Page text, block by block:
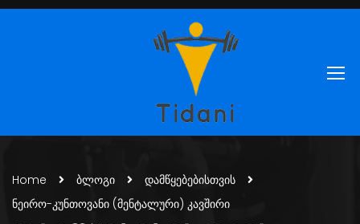
Home ბლოგი
დამწყებებისთვის
ნეირო-კუნთოვანი (მენტალური) კავშირი